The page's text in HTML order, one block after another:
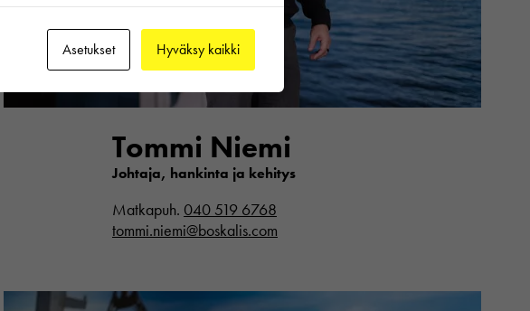
Tommi Niemi
Johtaja, hankinta ja kehitys
Matkapuh. 040 519 6768
tommi.niemi@boskalis.com
Asetukset Hyväksy kaikki